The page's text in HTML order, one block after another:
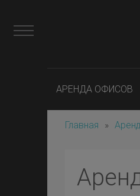
АРЕНДА ОФИСОВ
Главная »